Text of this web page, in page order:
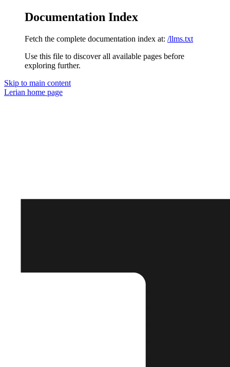
Documentation Index
Fetch the complete documentation index at: /llms.txt
Use this file to discover all available pages before
exploring further.
Skip to main content
Lerian home page